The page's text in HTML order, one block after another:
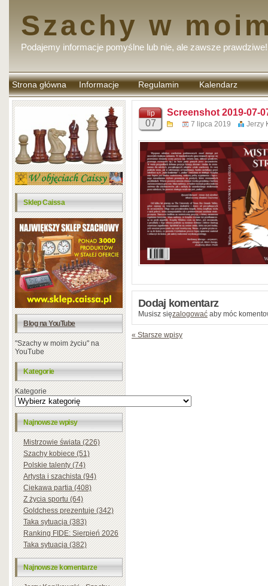
Szachy w
Podajemy informacje pomyślne lub nie, ale zawsze prawdziwe!
Strona główna Informacje Regulamin
komentarzy
Kalendarz
Sklep Caissa
Blog na YouTube
"Szachy w moim życiu" na
YouTube
Kategorie
Kategorie
Najnowsze wpisy
Mistrzowie świata (226)
Szachy kobiece (51)
Polskie talenty (74)
Artysta i szachista (94)
Ciekawa partia (408)
Z życia sportu (64)
Goldchess prezentuje (342)
Taka sytuacja (383)
Ranking FIDE: Sierpień 2026
Taka sytuacja (382)
Najnowsze komentarze
lip
07
Screenshot 2019-07-
7 lipca 2019 Jerzy
Dodaj komentarz
Musisz sięzalogować aby móc
« Starsze wpisy